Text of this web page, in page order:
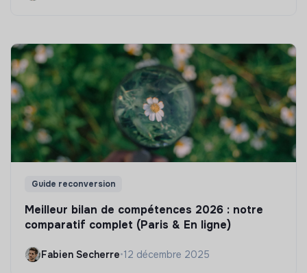
Guide reconversion
Meilleur bilan de compétences 2026 : notre
comparatif complet (Paris & En ligne)
Fabien Secherre•12 décembre 2025